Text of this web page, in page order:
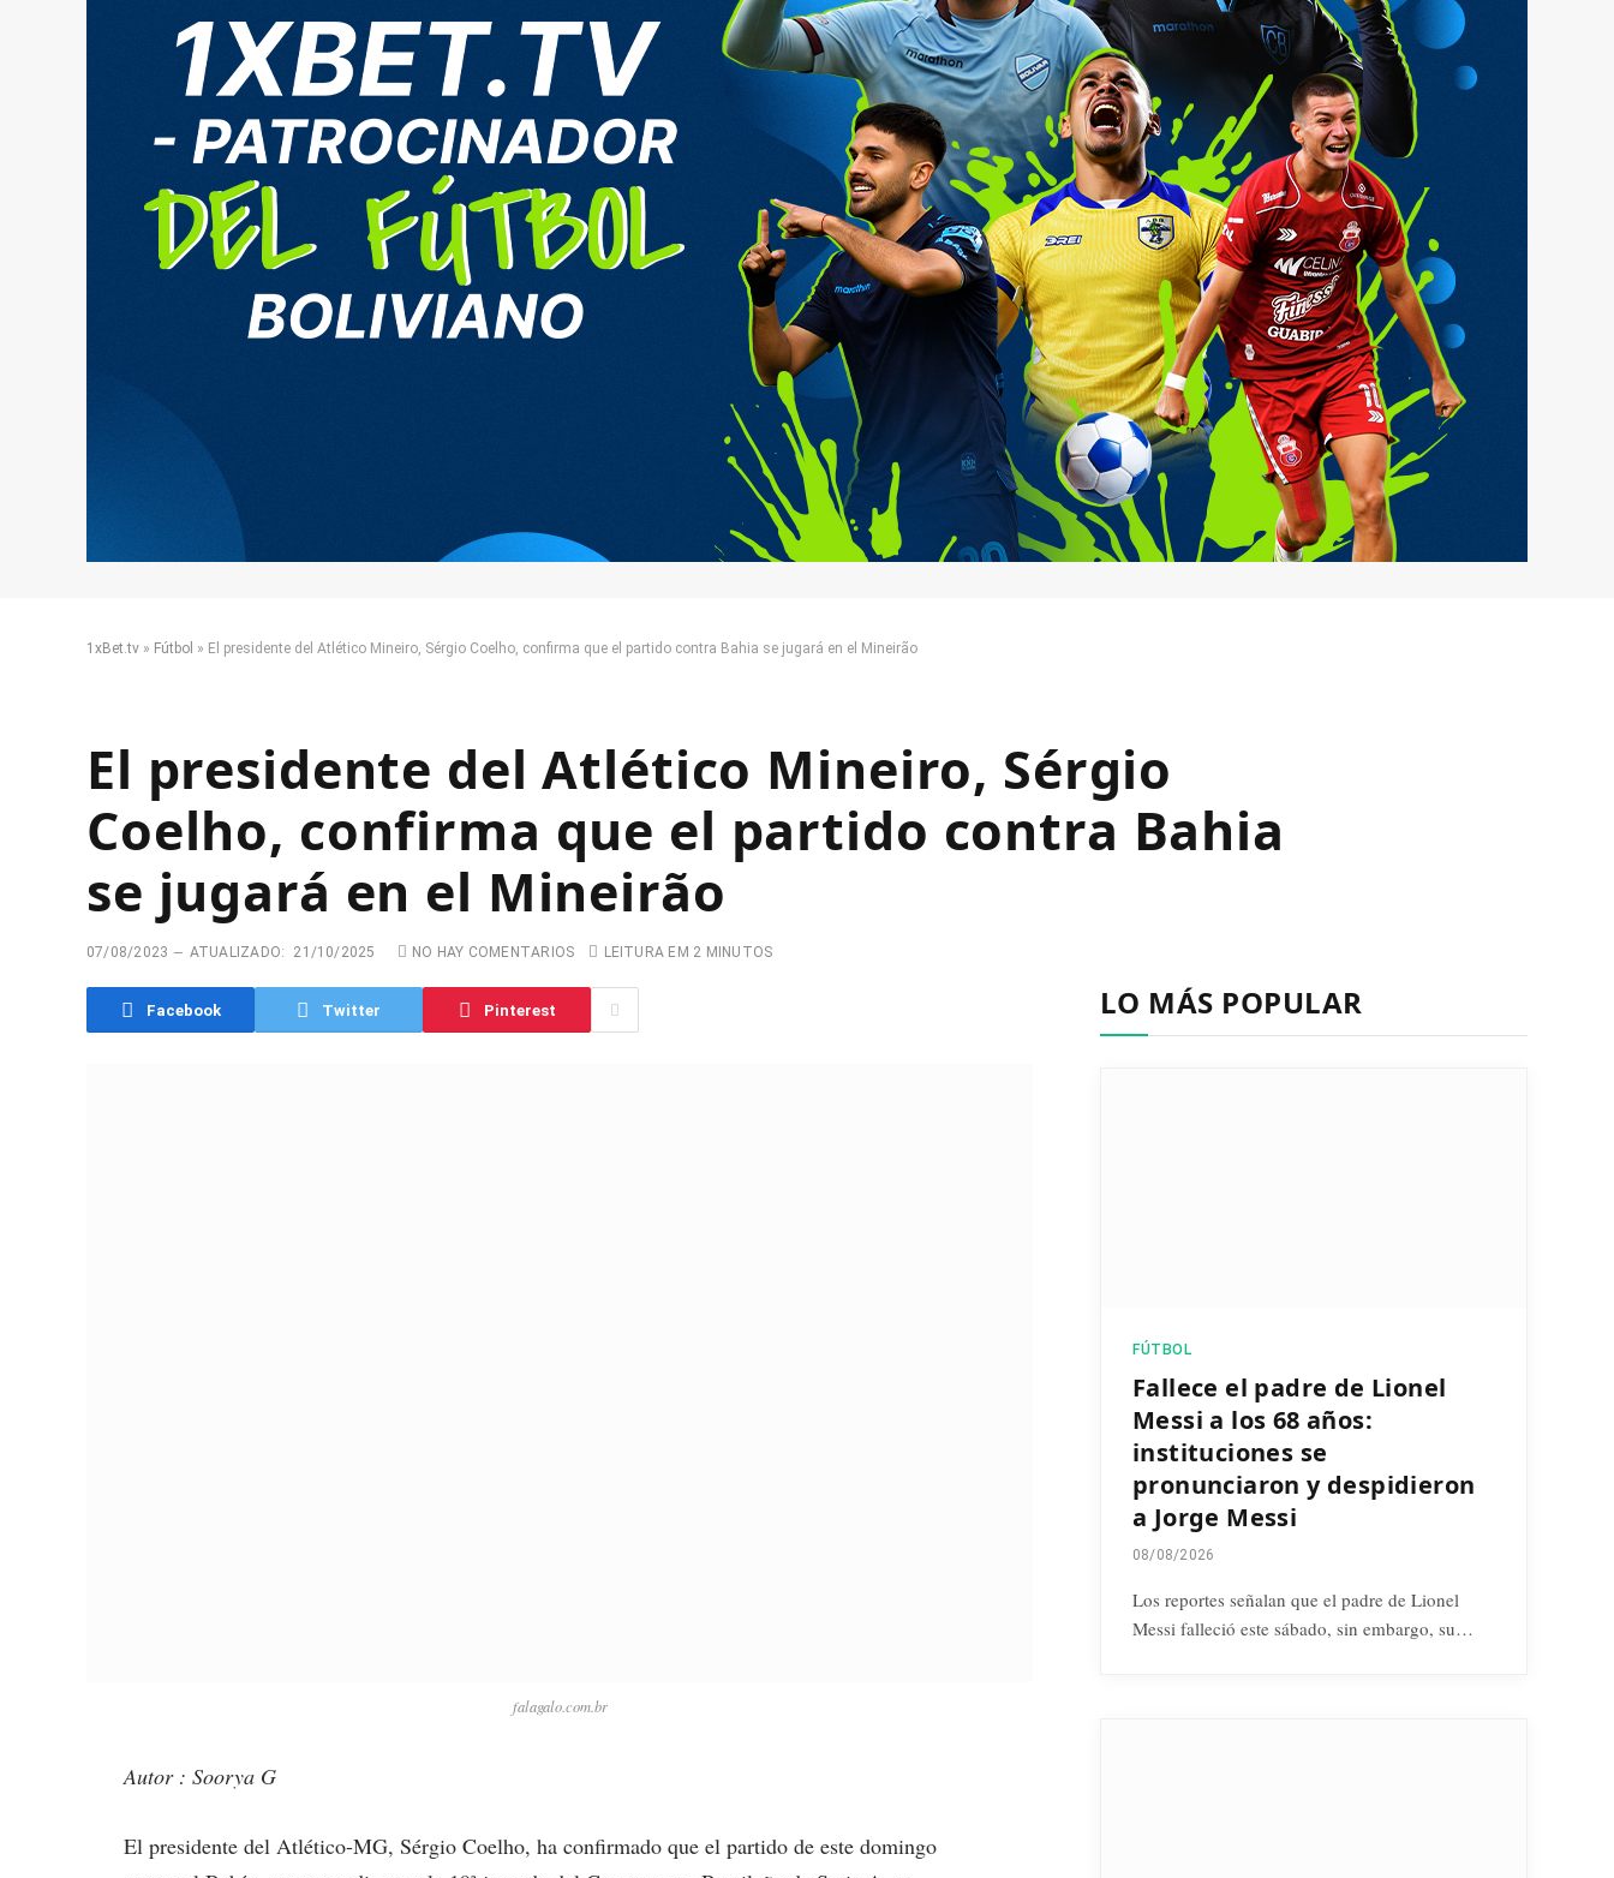
1xBet.tv » Fútbol » El presidente del Atlético Mineiro, Sérgio Coelho, confirma que el partido contra Bahia se jugará en el Mineirão
El presidente del Atlético Mineiro, Sérgio
Coelho, confirma que el partido contra Bahia
se jugará en el Mineirão
07/08/2023 ATUALIZADO: 21/10/2025 NO HAY COMENTARIOS LEITURA EM 2 MINUTOS
Facebook Twitter Pinterest
falagalo.com.br
Autor : Soorya G
El presidente del Atlético-MG, Sérgio Coelho, ha confirmado que el partido de este domingo
LO MÁS POPULAR
FÚTBOL
Fallece el padre de Lionel
Messi a los 68 años:
instituciones se
pronunciaron y despidieron
a Jorge Messi
08/08/2026
Los reportes señalan que el padre de Lionel
Messi falleció este sábado, sin embargo, su…